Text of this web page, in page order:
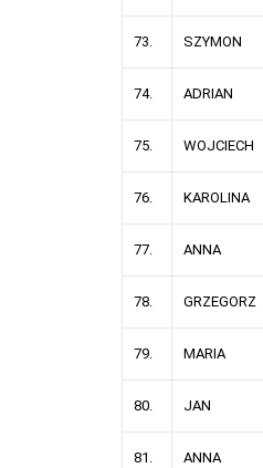
73. SZYMON
74. ADRIAN
75. WOJCIECH
76. KAROLINA
77. ANNA
78. GRZEGORZ
79. MARIA
80. JAN
81. ANNA